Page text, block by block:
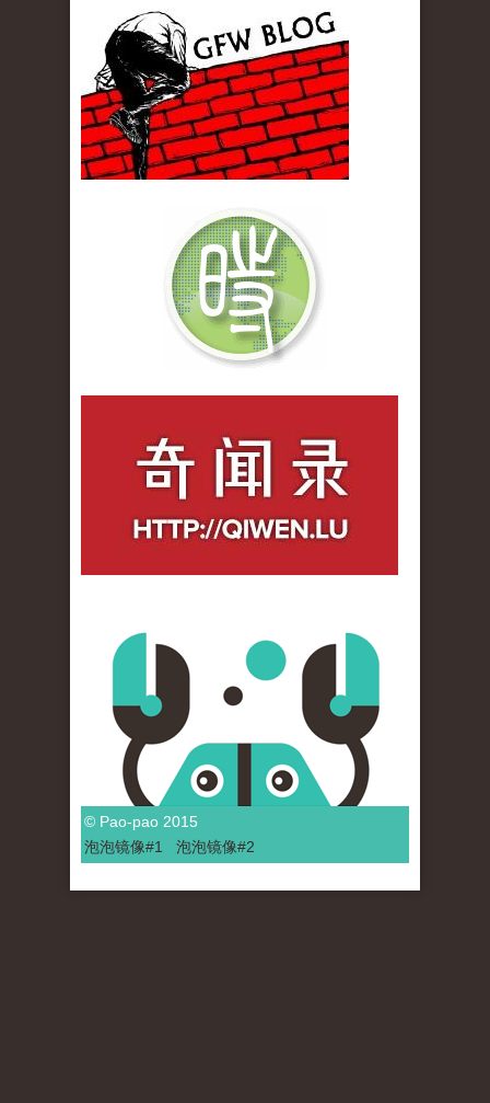
gfw_blog_small.jpg
© Pao-pao 2015
泡泡镜像#1 泡泡镜像#2